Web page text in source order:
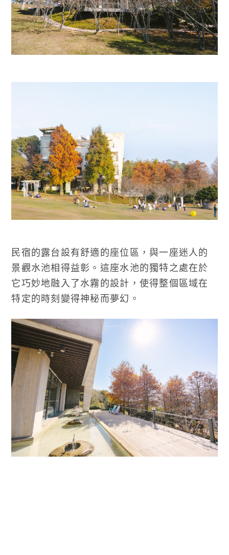
民宿的露台設有舒適的座位區，與一座迷人的
景觀水池相得益彰。這座水池的獨特之處在於
它巧妙地融入了水霧的設計，使得整個區域在
特定的時刻變得神秘而夢幻。